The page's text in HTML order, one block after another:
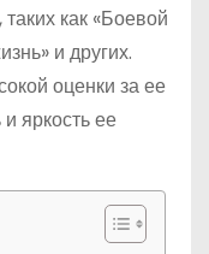
как «Боевой
и других.
оценки за ее
яркость ее